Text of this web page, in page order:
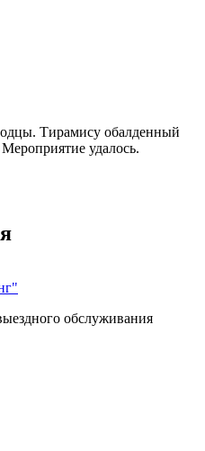
Тирамису обалденный
удалось.
обслуживания